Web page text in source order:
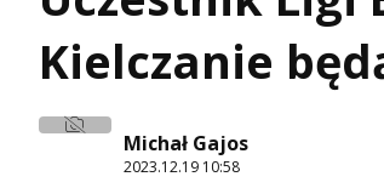
Kielczanie
Michał Gajos
2023.12.19 10:58